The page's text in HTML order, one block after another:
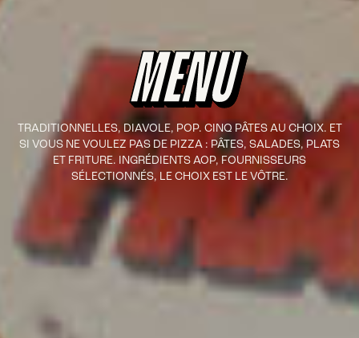
MENU
TRADITIONNELLES, DIAVOLE, POP. CINQ PÂTES AU CHOIX. ET
SI VOUS NE VOULEZ PAS DE PIZZA : PÂTES, SALADES, PLATS
ET FRITURE. INGRÉDIENTS AOP, FOURNISSEURS
SÉLECTIONNÉS, LE CHOIX EST LE VÔTRE.